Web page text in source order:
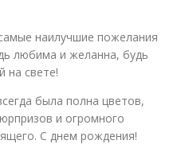
наилучшие пожелания
любима и желанна, будь
на свете!
была полна цветов,
и огромного
С днем рождения!